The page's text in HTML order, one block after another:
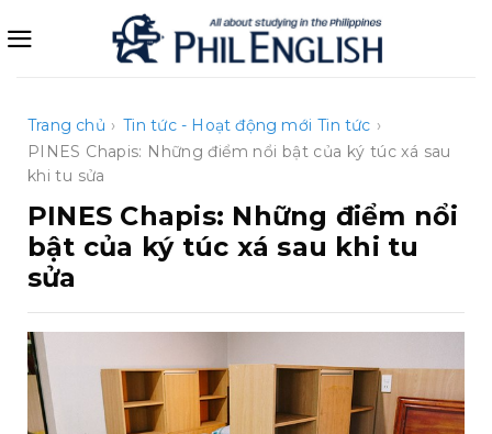
qua
Trang chủ › Tin tức - Hoạt động mới Tin tức ›
PINES Chapis: Những điểm nổi bật của ký túc xá sau
khi tu sửa
PINES Chapis: Những điểm nổi
bật của ký túc xá sau khi tu
sửa